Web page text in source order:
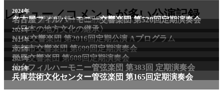
レビュー／コメントが多い公演記録
2011年
NHK交響楽団 第1706回定期公演Aプログラム
2024年
名古屋フィルハーモニー交響楽団 第520回定期演奏会
〈日本の地方文化の継承〉
2024年
NHK交響楽団 第2016回定期公演 Aプログラム
2025年
京都市交響楽団 第699回定期演奏会
2025年
群馬交響楽団 第608回定期演奏会
2025年
仙台フィルハーモニー管弦楽団 第383回 定期演奏会
2025年
兵庫芸術文化センター管弦楽団 第165回定期演奏会